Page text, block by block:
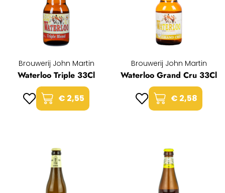
Brouwerij John Martin
Waterloo Triple 33Cl
€ 2,55
Brouwerij John Martin
Waterloo Grand Cru 33Cl
€ 2,58